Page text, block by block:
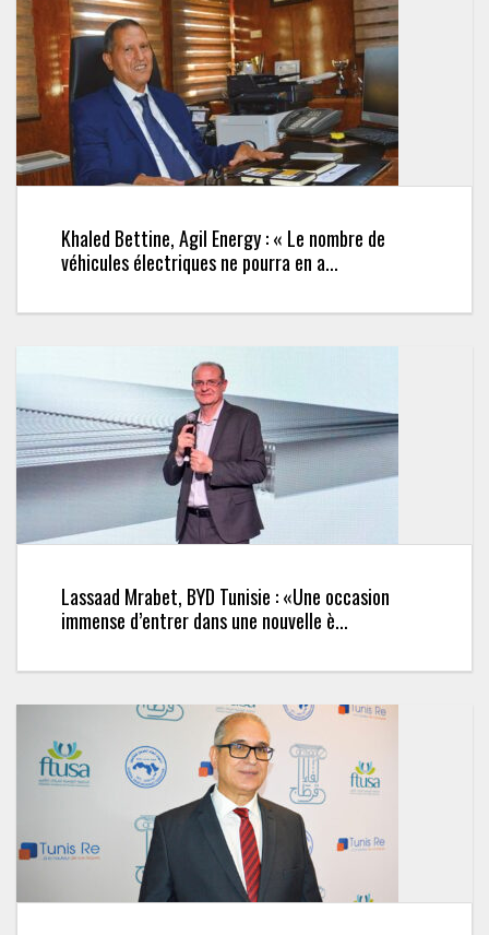
Khaled Bettine, Agil Energy : « Le nombre de
véhicules électriques ne pourra en a...
Lassaad Mrabet, BYD Tunisie : «Une occasion
immense d’entrer dans une nouvelle è...